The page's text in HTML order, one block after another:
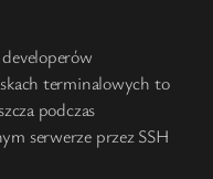
terminalowych to
podczas
serwerze przez SSH